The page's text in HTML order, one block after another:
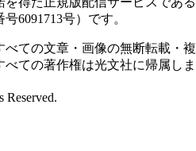
6091713号）です。
ての文章・画像の無断転載・複
ての著作権は光文社に帰属しま